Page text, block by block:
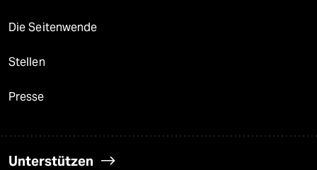
Die Seitenwende
Stellen
Presse
Unterstützen